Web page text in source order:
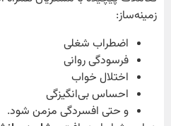
زمینه‌ساز:
اضطراب شغلی
فرسودگی روانی
اختلال خواب
احساس بی‌انگیزگی
و حتی افسردگی مزمن شود.